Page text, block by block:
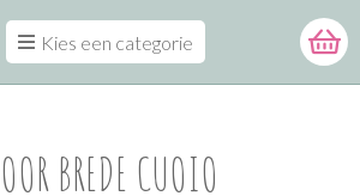
Kies een categorie
BREDE CUOIO